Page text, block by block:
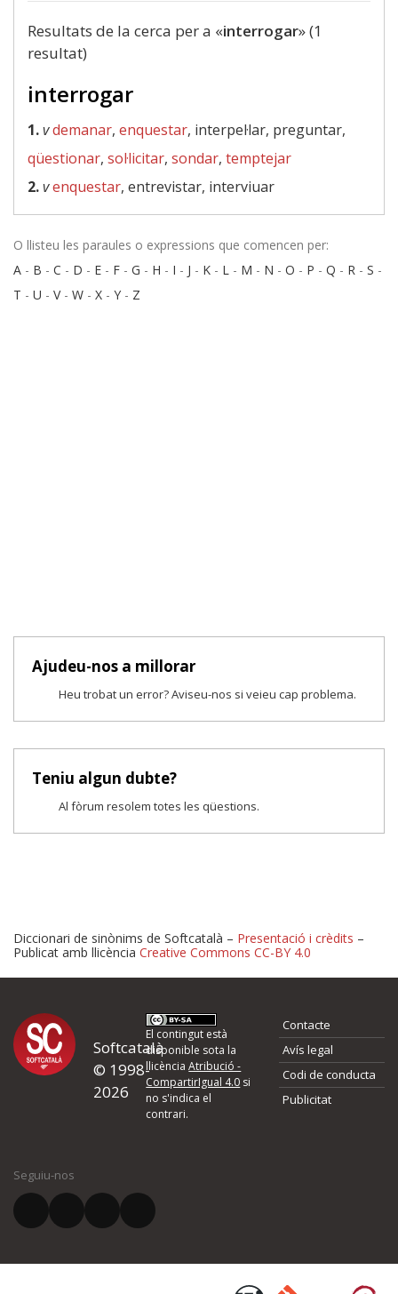
Resultats de la cerca per a «interrogar» (1
resultat)
interrogar
1.vdemanar, enquestar, interpel·lar, preguntar,
qüestionar, sol·licitar, sondar, temptejar
2.venquestar, entrevistar, interviuar
O llisteu les paraules o expressions que comencen per:
A - B - C - D - E - F - G - H - I - J - K - L - M - N - O - P - Q - R - S -
T - U - V- W - X - Y - Z
Ajudeu-nos a millorar
Heu trobat un error? Aviseu-nos si veieu cap problema.
Teniu algun dubte?
Al fòrum resolem totes les qüestions.
Proposeu-nos millores o
d'errors
Si heu trobat un error o voleu proposar alguna millora, ompliu els
quina és la millora que proposeu o l'error del qual voleu informar-
El vostre correu electrònic *
Diccionari de sinònims de Softcatalà – Presentació i crèdits –
Publicat amb llicència Creative Commons CC-BY 4.0
Softcatalà
© 1998-
2026
El contingut està
disponible sota la
llicènciaAtribució -
CompartirIgual 4.0 si
no s'indica el
contrari.
Contacte
Avís legal
Codi de conducta
Publicitat
Seguiu-nos